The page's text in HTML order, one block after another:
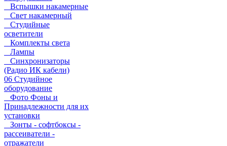
Вспышки накамерные
Свет накамерный
Студийные
осветители
Комплекты света
Лампы
Синхронизаторы
(Радио ИК кабели)
06 Студийное
оборудование
Фото Фоны и
Принадлежности для их
установки
Зонты - софтбоксы -
рассеиватели -
отражатели